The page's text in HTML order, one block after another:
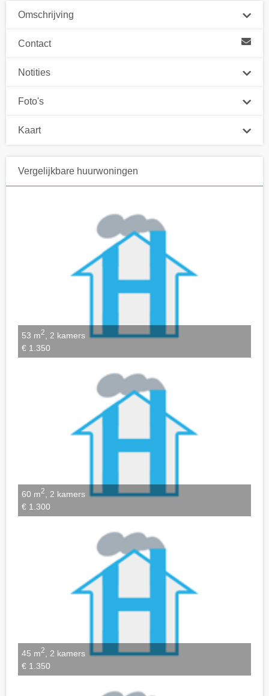
Omschrijving
Contact
Notities
Notities bewaren
Foto's
Kaart
Vergelijkbare huurwoningen
53 m2
, 2 kamers
€ 1.350
60 m2, 2 kamers
€ 1.300
45 m2
, 2 kamers
€ 1.350